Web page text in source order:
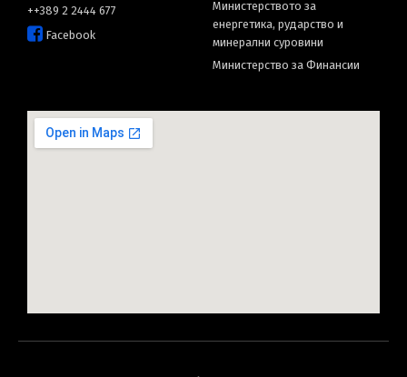
++389 2 2444 677
Facebook
Министерството за
енергетика, рударство и
минерални суровини
Министерство за Финансии